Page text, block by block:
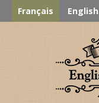
Français English